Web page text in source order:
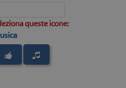
queste icone: